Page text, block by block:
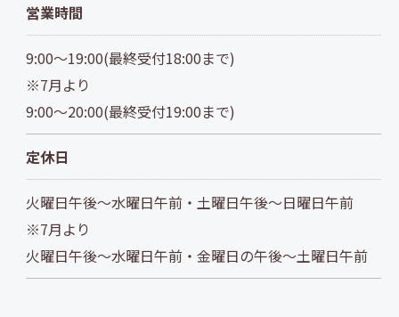
営業時間
9:00～19:00(最終受付18:00まで)
※7月より
9:00～20:00(最終受付19:00まで)
定休日
火曜日午後～水曜日午前・土曜日午後～日曜日午前
※7月より
火曜日午後～水曜日午前・金曜日の午後～土曜日午前
ご予約はこちら